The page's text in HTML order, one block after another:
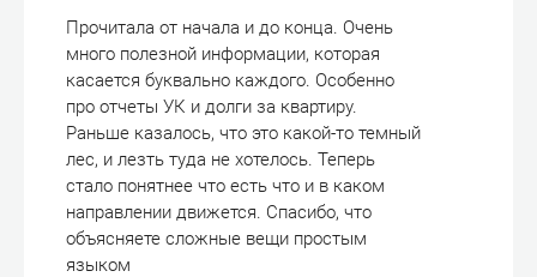
Прочитала от начала и до конца. Очень
много полезной информации, которая
касается буквально каждого. Особенно
про отчеты УК и долги за квартиру.
Раньше казалось, что это какой-то темный
лес, и лезть туда не хотелось. Теперь
стало понятнее что есть что и в каком
направлении движется. Спасибо, что
объясняете сложные вещи простым
языком